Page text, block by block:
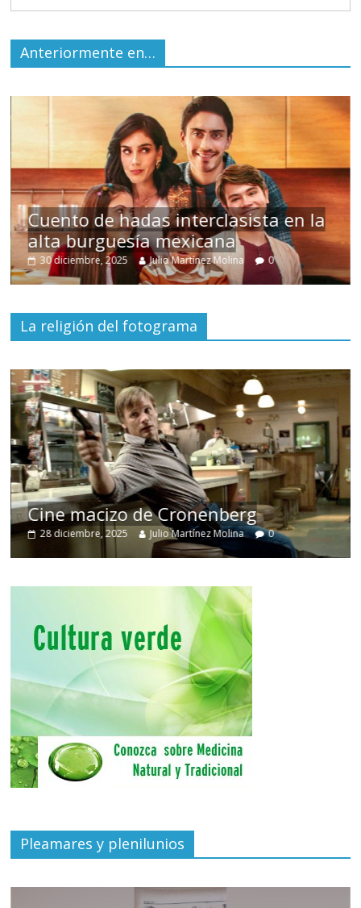
Anteriormente en…
Cuento de hadas interclasista en la
alta burguesía mexicana
30 diciembre, 2025 Julio Martínez Molina 0
La religión del fotograma
Cine macizo de Cronenberg
28 diciembre, 2025 Julio Martínez Molina 0
Pleamares y plenilunios